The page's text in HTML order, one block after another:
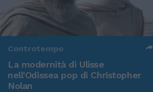
Controtempo
La modernità di Ulisse
nell'Odissea pop di Christopher
Nolan